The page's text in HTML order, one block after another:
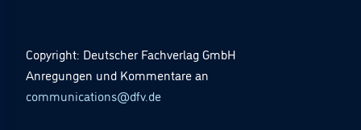
Copyright: Deutscher Fachverlag GmbH
Anregungen und Kommentare an
communications@dfv.de